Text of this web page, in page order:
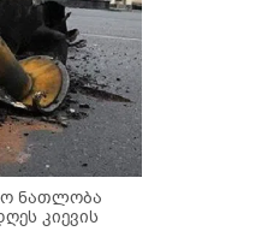
ნათლობა
კიევის